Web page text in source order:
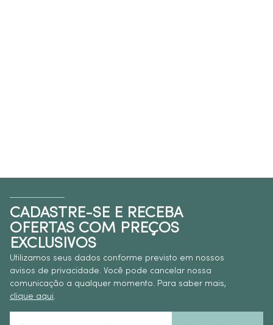
CADASTRE-SE E RECEBA
OFERTAS COM PREÇOS
EXCLUSIVOS
Utilizamos seus dados conforme previsto em nossos
avisos de privacidade. Você pode cancelar nossa
comunicação a qualquer momento. Para saber mais,
clique aqui.